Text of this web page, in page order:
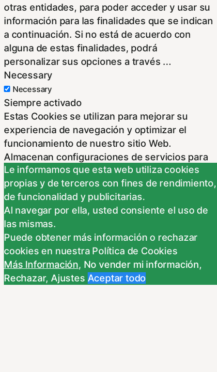
Le informamos que esta web utiliza cookies
propias y de terceros con fines de rendimiento,
de funcionalidad y publicitarias.
Al navegar por ella, usted consiente el uso de
las mismas.
Puede obtener más información o rechazar
cookies en nuestra Política de Cookies
Más Información, No vender mi información,
Rechazar,Ajustes Aceptar todo
otras entidades, para poder acceder y usar su
información para las finalidades que se indican
a continuación. Si no está de acuerdo con
alguna de estas finalidades, podrá
personalizar sus opciones a través ...
Necessary
Necessary
Siempre activado
Estas Cookies se utilizan para mejorar su
experiencia de navegación y optimizar el
funcionamiento de nuestro sitio Web.
Almacenan configuraciones de servicios para
que no tenga que reconfigurarlos cada vez
que nos visite. Para saber más puedes
dirigirte a nuestra politica de cookies.
Non-necessary
Non-necessary
Estas cookies no son necesarias para el
funcionamiento del sitio y pueden ser
rechazadas. Para saber más puedes dirigirte a
nuestra politica de cookies. Si cambias los